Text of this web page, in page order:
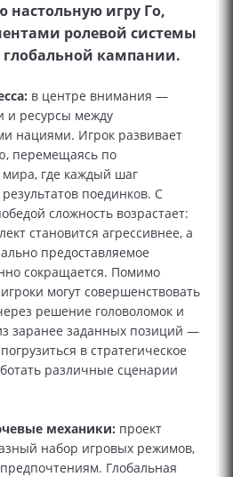
настольную игру Го,
ролевой системы
кампании.
в центре внимания —
и ресурсы между
нациями. Игрок развивает
перемещаясь по
мира, где каждый шаг
поединков. С
сложность возрастает:
становится агрессивнее, а
предоставляемое
сокращается. Помимо
могут совершенствовать
решение головоломок и
заранее заданных позиций —
в стратегическое
различные сценарии
механики: проект
набор игровых режимов,
Глобальная